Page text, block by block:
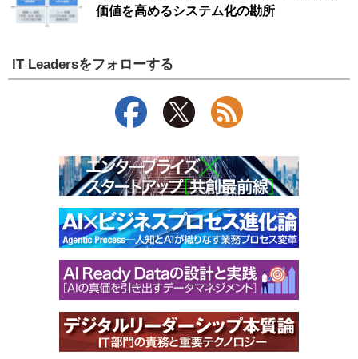
価値を高めるシステム化の勘所
IT Leadersをフォローする